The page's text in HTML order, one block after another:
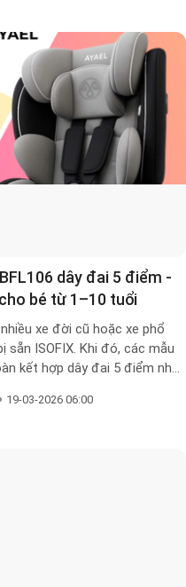
dây đai 5 điểm -
bé từ 1–10 tuổi
xe đời cũ hoặc xe phổ
ISOFIX. Khi đó, các mẫu
kết hợp dây đai 5 điểm như
19-03-2026 06:00